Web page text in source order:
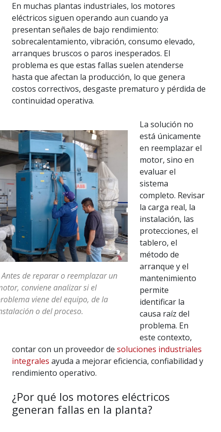
En muchas plantas industriales, los motores
eléctricos siguen operando aun cuando ya
presentan señales de bajo rendimiento:
sobrecalentamiento, vibración, consumo elevado,
arranques bruscos o paros inesperados. El
problema es que estas fallas suelen atenderse
hasta que afectan la producción, lo que genera
costos correctivos, desgaste prematuro y pérdida de
continuidad operativa.
Antes de reparar o reemplazar un
conviene analizar si el
viene del equipo, de la
o del proceso.
La solución no
está únicamente
en reemplazar el
motor, sino en
evaluar el
sistema
completo. Revisar
la carga real, la
instalación, las
protecciones, el
tablero, el
método de
arranque y el
mantenimiento
permite
identificar la
causa raíz del
problema. En
este contexto,
contar con un proveedor de soluciones industriales
integrales ayuda a mejorar eficiencia, confiabilidad y
rendimiento operativo.
¿Por qué los motores eléctricos
generan fallas en la planta?